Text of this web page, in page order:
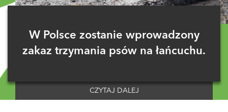
W Polsce zostanie wprowadzony
zakaz trzymania psów na łańcuchu.
CZYTAJ DALEJ